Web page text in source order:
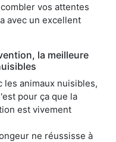
vos attentes
avec un excellent
la meilleure
les animaux nuisibles,
pour ça que la
est vivement
ne réussisse à